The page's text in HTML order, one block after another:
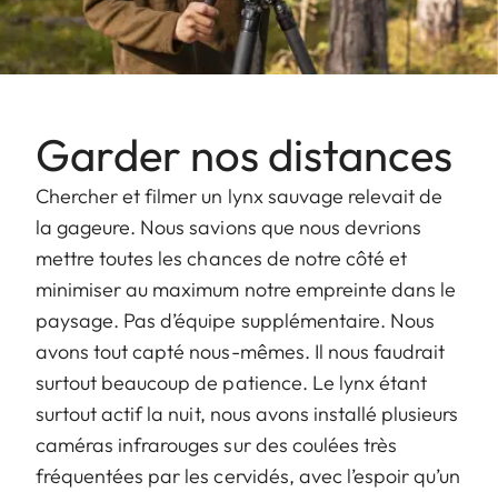
Garder nos distances
Chercher et filmer un lynx sauvage relevait de
la gageure. Nous savions que nous devrions
mettre toutes les chances de notre côté et
minimiser au maximum notre empreinte dans le
paysage. Pas d’équipe supplémentaire. Nous
avons tout capté nous-mêmes. Il nous faudrait
surtout beaucoup de patience. Le lynx étant
surtout actif la nuit, nous avons installé plusieurs
caméras infrarouges sur des coulées très
fréquentées par les cervidés, avec l’espoir qu’un